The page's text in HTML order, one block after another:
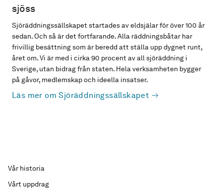
sjöss
Sjöräddningssällskapet startades av eldsjälar för över 100 år
sedan. Och så är det fortfarande. Alla räddningsbåtar har
frivillig besättning som är beredd att ställa upp dygnet runt,
året om. Vi är med i cirka 90 procent av all sjöräddning i
Sverige, utan bidrag från staten. Hela verksamheten bygger
på gåvor, medlemskap och ideella insatser.
Läs mer om Sjöräddningssällskapet
Vår historia
Vårt uppdrag